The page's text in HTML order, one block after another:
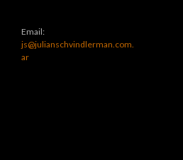
Email:
js@julianschvindlerman.com.
ar